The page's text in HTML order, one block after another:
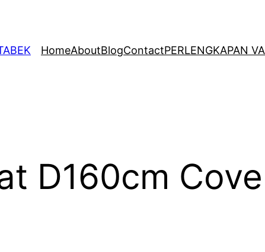
HomeAboutBlogContactPERLENGKAPAN
D160cm